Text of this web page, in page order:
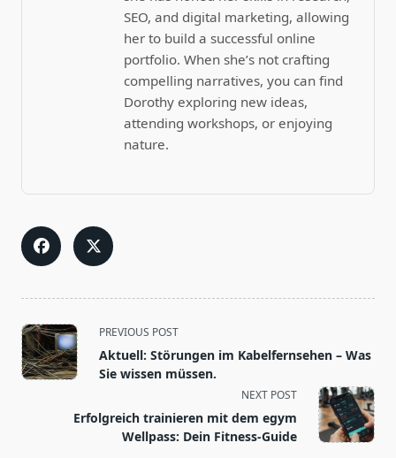
SEO, and digital marketing, allowing
her to build a successful online
portfolio. When she’s not crafting
compelling narratives, you can find
Dorothy exploring new ideas,
attending workshops, or enjoying
nature.
<span
class="nav-
subtitle
text">Page</span>
PREVIOUS POST
Aktuell: Störungen im Kabelfernsehen – Was
Sie wissen müssen.
NEXT POST
Erfolgreich trainieren mit dem egym
Wellpass: Dein Fitness-Guide